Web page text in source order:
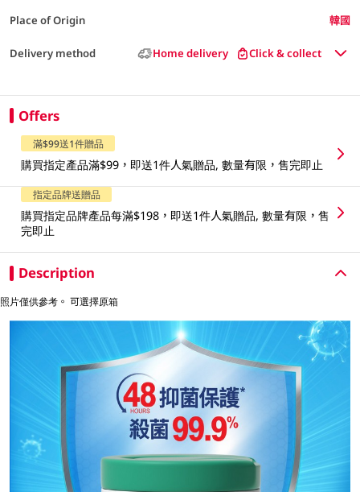
Place of Origin 韓國
Delivery method Home delivery Click & collect
Offers
滿$99送1件贈品
購買指定產品滿$99，即送1件人氣贈品, 數量有限，售完即止
指定品牌送贈品
購買指定品牌產品每滿$198，即送1件人氣贈品, 數量有限，售
完即止
Description
照片僅供參考。 可選擇原箱